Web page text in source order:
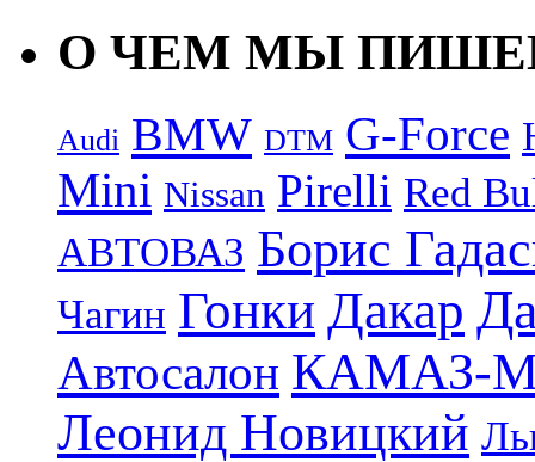
О ЧЕМ МЫ
Audi BMW DTM G-Force
Mini Nissan Pirelli Red
АВТОВАЗ Борис
Чагин Гонки Дакар
Автосалон КАМАЗ-
Леонид Новицкий